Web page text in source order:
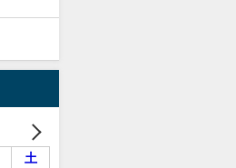
土